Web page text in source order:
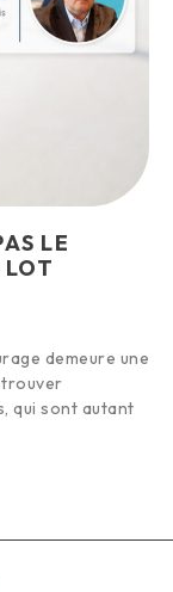
LE
LOT
demeure une
trouver
qui sont autant